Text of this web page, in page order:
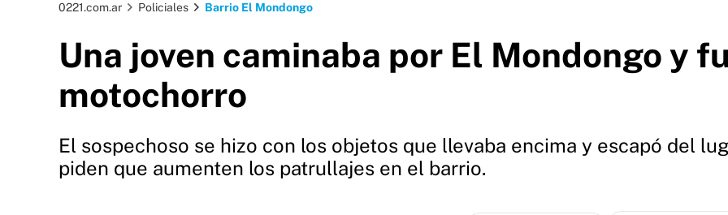
0221.com.ar Policiales Barrio El Mondongo
Una joven caminaba por El Mondongo y
motochorro
El sospechoso se hizo con los objetos que llevaba encima y escapó del
piden que aumenten los patrullajes en el barrio.